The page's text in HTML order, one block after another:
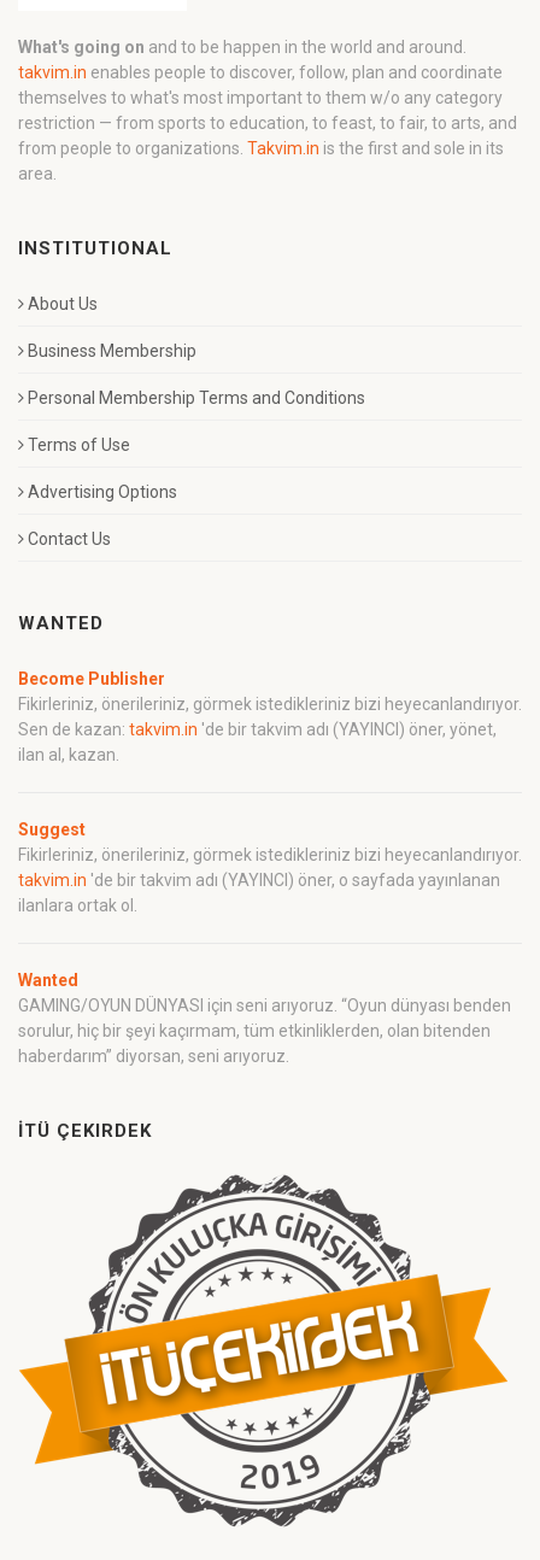
What's going on and to be happen in the world and around.
takvim.in enables people to discover, follow, plan and coordinate
themselves to what's most important to them w/o any category
restriction — from sports to education, to feast, to fair, to arts, and
from people to organizations. Takvim.in is the first and sole in its
area.
INSTITUTIONAL
About Us
Business Membership
Personal Membership Terms and Conditions
Terms of Use
Advertising Options
Contact Us
WANTED
Become Publisher
Fikirleriniz, önerileriniz, görmek istedikleriniz bizi heyecanlandırıyor.
Sen de kazan: takvim.in 'de bir takvim adı (YAYINCI) öner, yönet,
ilan al, kazan.
Suggest
Fikirleriniz, önerileriniz, görmek istedikleriniz bizi heyecanlandırıyor.
takvim.in 'de bir takvim adı (YAYINCI) öner, o sayfada yayınlanan
ilanlara ortak ol.
Wanted
GAMING/OYUN DÜNYASI için seni arıyoruz. “Oyun dünyası benden
sorulur, hiç bir şeyi kaçırmam, tüm etkinliklerden, olan bitenden
haberdarım” diyorsan, seni arıyoruz.
İTÜ ÇEKIRDEK